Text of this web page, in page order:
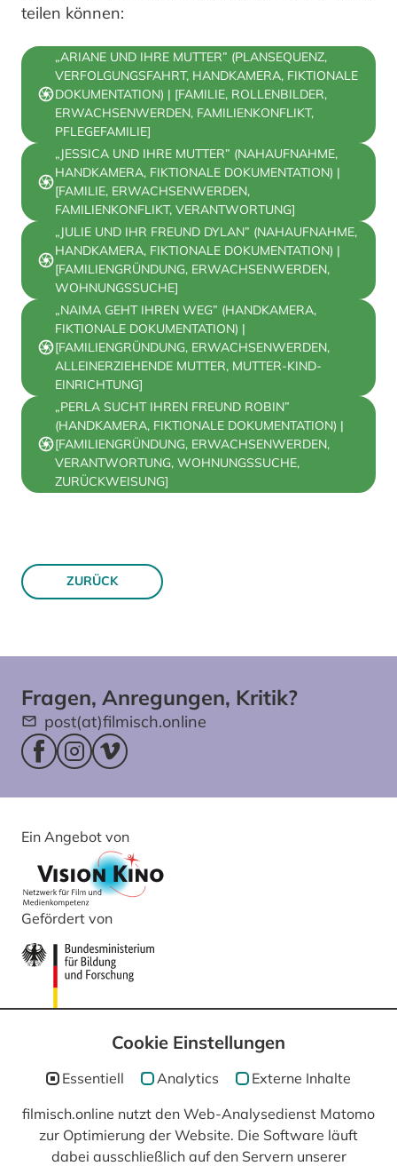
teilen können:
„ARIANE UND IHRE MUTTER” (PLANSEQUENZ,
VERFOLGUNGSFAHRT, HANDKAMERA, FIKTIONALE
DOKUMENTATION) | [FAMILIE, ROLLENBILDER,
ERWACHSENWERDEN, FAMILIENKONFLIKT,
PFLEGEFAMILIE]
„JESSICA UND IHRE MUTTER” (NAHAUFNAHME,
HANDKAMERA, FIKTIONALE DOKUMENTATION) |
[FAMILIE, ERWACHSENWERDEN,
FAMILIENKONFLIKT, VERANTWORTUNG]
„JULIE UND IHR FREUND DYLAN” (NAHAUFNAHME,
HANDKAMERA, FIKTIONALE DOKUMENTATION) |
[FAMILIENGRÜNDUNG, ERWACHSENWERDEN,
WOHNUNGSSUCHE]
„NAIMA GEHT IHREN WEG” (HANDKAMERA,
FIKTIONALE DOKUMENTATION) |
[FAMILIENGRÜNDUNG, ERWACHSENWERDEN,
ALLEINERZIEHENDE MUTTER, MUTTER-KIND-
EINRICHTUNG]
„PERLA SUCHT IHREN FREUND ROBIN”
(HANDKAMERA, FIKTIONALE DOKUMENTATION) |
[FAMILIENGRÜNDUNG, ERWACHSENWERDEN,
VERANTWORTUNG, WOHNUNGSSUCHE,
ZURÜCKWEISUNG]
ZURÜCK
Fragen, Anregungen, Kritik?
post(at)filmisch.online
Facebookseite (öffnet im neuen Fenster)
Instagram (öffnet im neuen Fenster)
Vimeo (öffnet im neuen Fenster)
Ein Angebot von
Gefördert von
In Kooperation mit
Cookie Einstellungen
Essentiell Analytics Externe Inhalte
filmisch.online nutzt den Web-Analysedienst Matomo
zur Optimierung der Website. Die Software läuft
dabei ausschließlich auf den Servern unserer